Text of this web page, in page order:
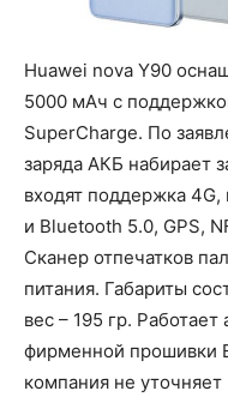
Huawei nova Y90
5000 мАч с
SuperCharge. По
заряда АКБ набирает
входят поддержка
и Bluetooth 5.0, GPS,
Сканер отпечатков
питания. Габариты
вес – 195 гр.
фирменной прошивки
компания не уточняет